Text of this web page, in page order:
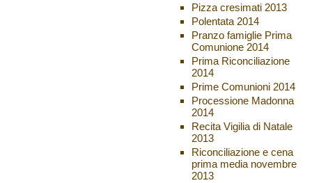
Pizza cresimati 2013
Polentata 2014
Pranzo famiglie Prima
Comunione 2014
Prima Riconciliazione
2014
Prime Comunioni 2014
Processione Madonna
2014
Recita Vigilia di Natale
2013
Riconciliazione e cena
prima media novembre
2013